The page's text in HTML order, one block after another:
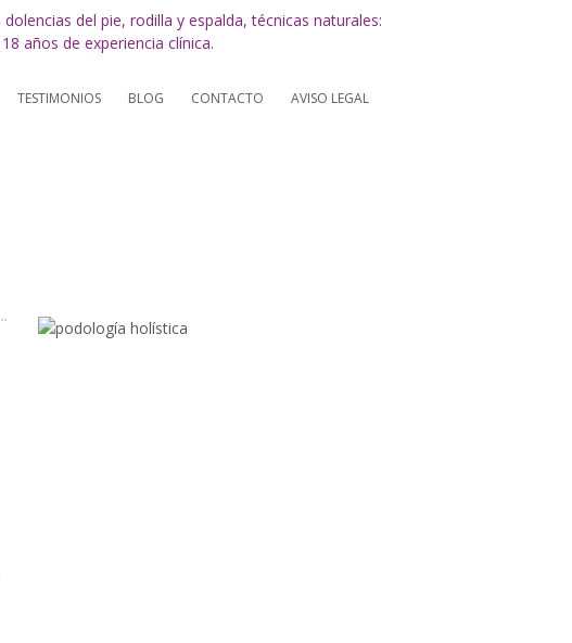
TESTIMONIOS BLOG CONTACTO AVISO LEGAL